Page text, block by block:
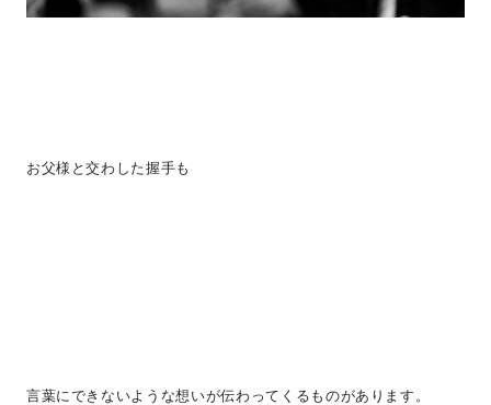
お父様と交わした握手も
言葉にできないような想いが伝わってくるものがあります。